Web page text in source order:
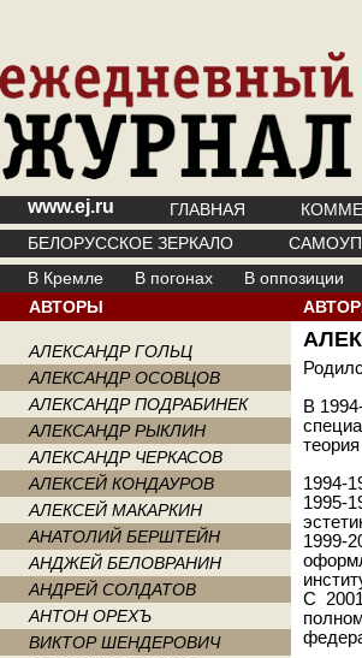
www.ej.ru ГЛАВНАЯ
БЕЛОРУССКОЕ ЗЕРКАЛО
В Кремле
В погонах В оппозиции
АВТОРЫ
АЛЕКСАНДР ГОЛЬЦ
АЛЕКСАНДР ОСОВЦОВ
АЛЕКСАНДР ПОДРАБИНЕК
АЛЕКСАНДР РЫКЛИН
АЛЕКСАНДР ЧЕРКАСОВ
АЛЕКСЕЙ КОНДАУРОВ
АЛЕКСЕЙ МАКАРКИН
АНАТОЛИЙ БЕРШТЕЙН
АНДЖЕЙ БЕЛОВРАНИН
АНДРЕЙ СОЛДАТОВ
АНТОН ОРЕХЪ
ВИКТОР ШЕНДЕРОВИЧ
В
1994-
1995-
1999-
С